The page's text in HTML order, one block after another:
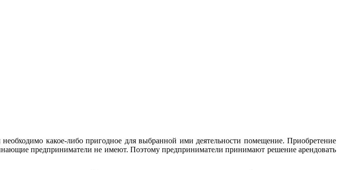
какое-либо пригодное для выбранной ими деятельности помещение. Приобретение
предприниматели не имеют. Поэтому предприниматели принимают решение арендовать